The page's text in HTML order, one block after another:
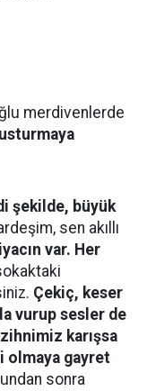
merdivenlerde
şekilde, büyük
sen akıllı
var. Her
Çekiç, keser
vurup sesler de
karışsa
olmaya gayret
sonra